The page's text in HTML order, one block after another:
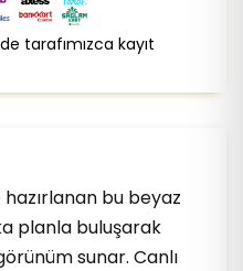
tarafımızca kayıt
bu beyaz
planla buluşarak
sunar. Canlı